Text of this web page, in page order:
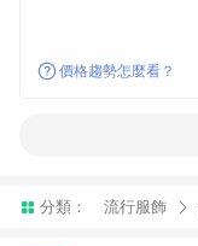
價格趨勢怎麼看？
分類： 流行服飾